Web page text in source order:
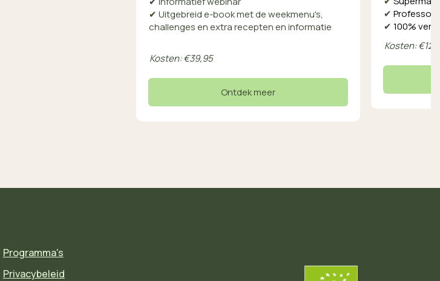
✔ Uitgebreid e-book met de weekmenu's,
challenges en extra recepten en informatie
Kosten: €39,95
Ontdek meer
✔ Professor
✔ 100%
Kosten:
Programma's
Privacybeleid